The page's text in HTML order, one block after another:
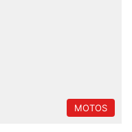
MOTOS